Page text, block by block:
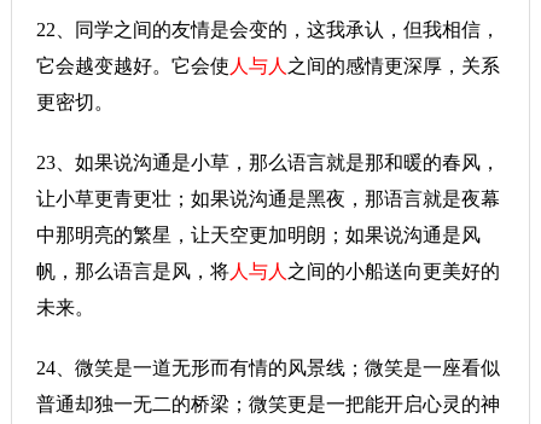
22、同学之间的友情是会变的，这我承认，但我相信，
它会越变越好。它会使 人与人 之间的感情更深厚，关系
更密切。
23、如果说沟通是小草，那么语言就是那和暖的春风，
让小草更青更壮；如果说沟通是黑夜，那语言就是夜幕
中那明亮的繁星，让天空更加明朗；如果说沟通是风
帆，那么语言是风，将人与人 之间的小船送向更美好的
未来。
24、微笑是一道无形而有情的风景线；微笑是一座看似
普通却独一无二的桥梁；微笑更是一把能开启心灵的神